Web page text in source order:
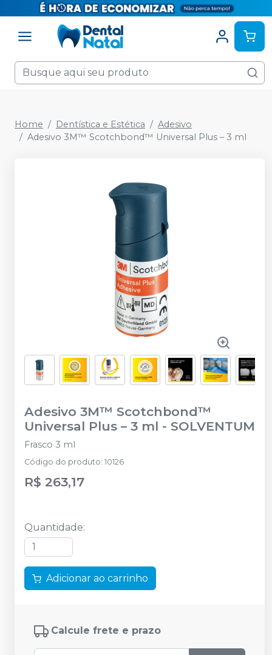
Home Dentística e Estética
Adesivo
Adesivo 3M™ Scotchbond™ Universal Plus – 3 ml
Adesivo 3M™ Scotchbond™
Universal Plus – 3 ml - SOLVENTUM
Frasco 3 ml
Código do produto: 10126
R$ 263,17
Quantidade:
Adicionar ao carrinho
Calcule frete e prazo